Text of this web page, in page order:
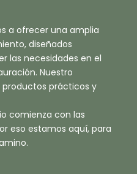
a ofrecer una amplia
diseñados
las necesidades en el
Nuestro
prácticos y
comienza con las
eso estamos aquí, para